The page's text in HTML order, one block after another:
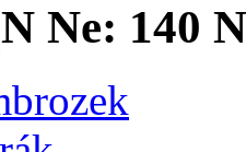
N Ne: 140